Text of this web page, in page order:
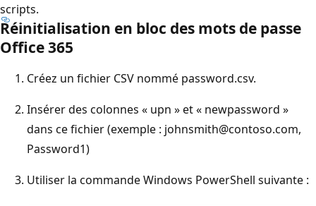
scripts.
Réinitialisation en bloc des mots de passe
Office 365
Créez un fichier CSV nommé password.csv.
Insérer des colonnes « upn » et « newpassword »
dans ce fichier (exemple : johnsmith@contoso.com,
Password1)
Utiliser la commande Windows PowerShell suivante :